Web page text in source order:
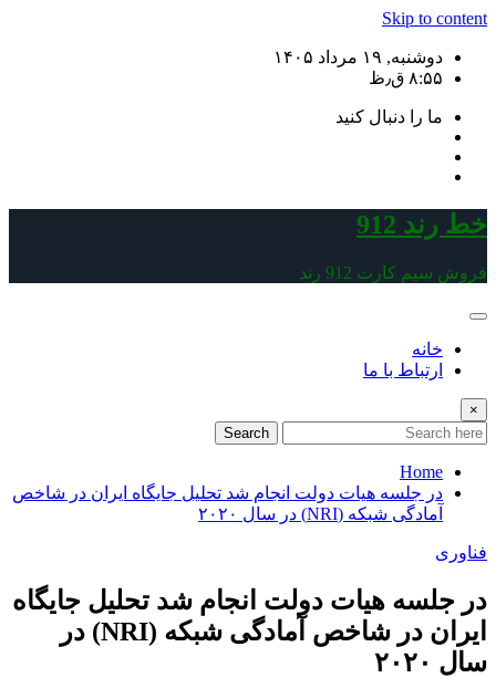
Skip to content
دوشنبه, ۱۹ مرداد ۱۴۰۵
۸:۵۵ ق٫ظ
ما را دنبال کنید
خط رند 912
فروش سیم کارت 912 رند
خانه
ارتباط با ما
×
Search
Home
در جلسه هیات دولت انجام شد تحلیل جایگاه ایران در شاخص
آمادگی شبکه (NRI) در سال ۲۰۲۰
فناوری
در جلسه هیات دولت انجام شد تحلیل جایگاه
ایران در شاخص آمادگی شبکه (NRI) در
سال ۲۰۲۰